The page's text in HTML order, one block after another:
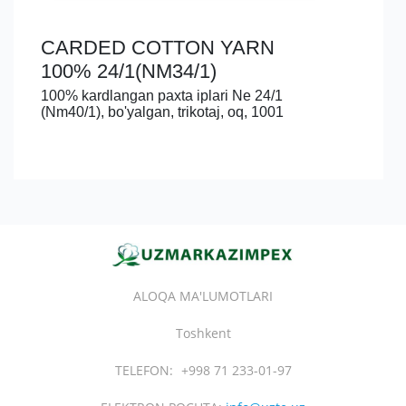
CARDED COTTON YARN
100% 24/1(NM34/1)
100% kardlangan paxta iplari Ne 24/1
(Nm40/1), bo'yalgan, trikotaj, oq, 1001
ALOQA MA'LUMOTLARI
Toshkent
TELEFON: +998 71 233-01-97